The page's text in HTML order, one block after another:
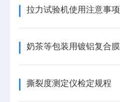
拉力试验机使用注意事项
撕裂度测定仪检定规程